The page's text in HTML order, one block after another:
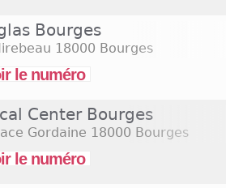
Bourges
18000 Bourges
le numéro
Center Bourges
Gordaine 18000 Bourges
le numéro